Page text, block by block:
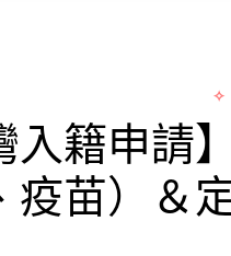
✧
入籍申請
疫苗）＆